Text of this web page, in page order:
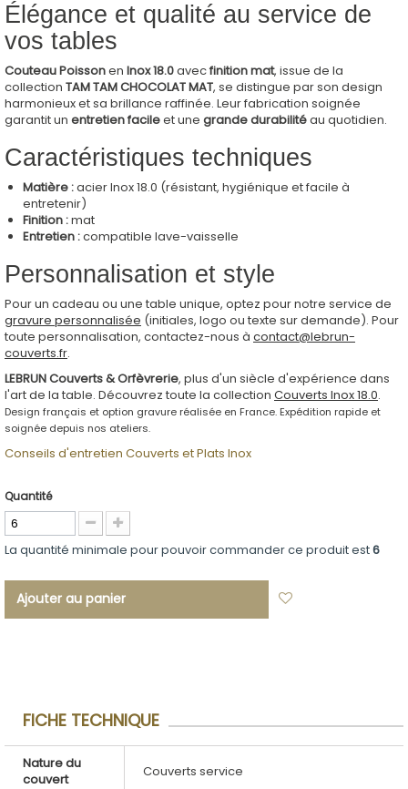
Élégance et qualité au service de
vos tables
Couteau Poissonen Inox 18.0avecfinition mat, issue de la
collection TAM TAM CHOCOLAT MAT, se distingue par son design
harmonieux et sa brillance raffinée. Leur fabrication soignée
garantit un entretien facileet une grande durabilitéau quotidien.
Caractéristiques techniques
Matière :acier Inox 18.0 (résistant, hygiénique et facile à
entretenir)
Finition :mat
Entretien :compatible lave-vaisselle
Personnalisation et style
Pour un cadeau ou une table unique, optez pour notre service de
gravure personnalisée (initiales, logo ou texte sur demande). Pour
toute personnalisation, contactez-nous à contact@lebrun-
couverts.fr.
LEBRUN Couverts & Orfèvrerie, plus d'un siècle d'expérience dans
l'art de la table. Découvrez toute la collection Couverts Inox 18.0.
Design français et option gravure réalisée en France. Expédition rapide et
soignée depuis nos ateliers.
Conseils d'entretien Couverts et Plats Inox
Quantité
La quantité minimale pour pouvoir commander ce produit est6
Ajouter au panier
FICHE TECHNIQUE
Nature du
couvert
Couverts service